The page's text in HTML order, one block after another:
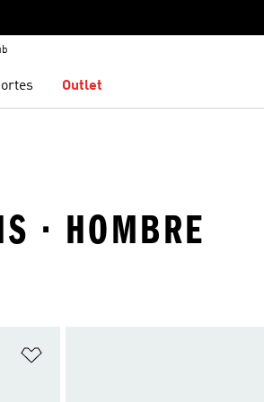
Outlet
· HOMBRE